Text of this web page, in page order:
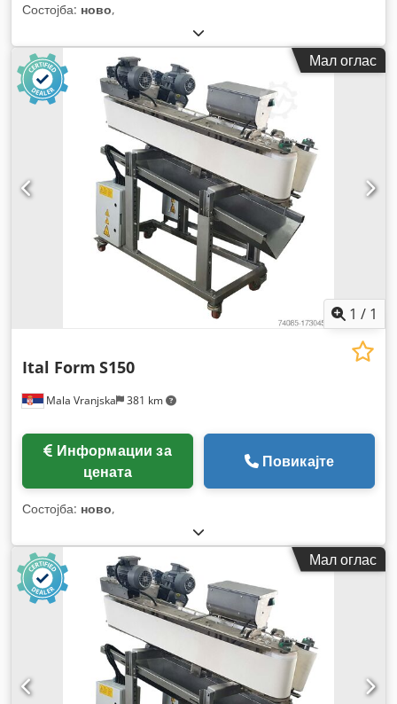
Состојба: ново,
Мал оглас
1 / 1
Mala Vranjska 381 km
Ital Form S150
цената
Повикајте
Состојба: ново,
Мал оглас